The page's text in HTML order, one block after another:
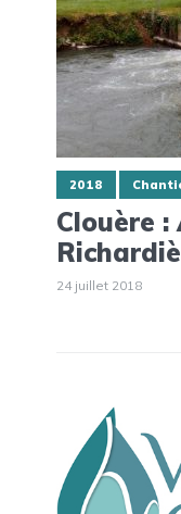
2018
Clouère
24 juillet 2018